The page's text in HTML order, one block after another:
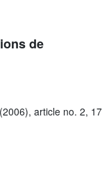
de
article no. 2, 17